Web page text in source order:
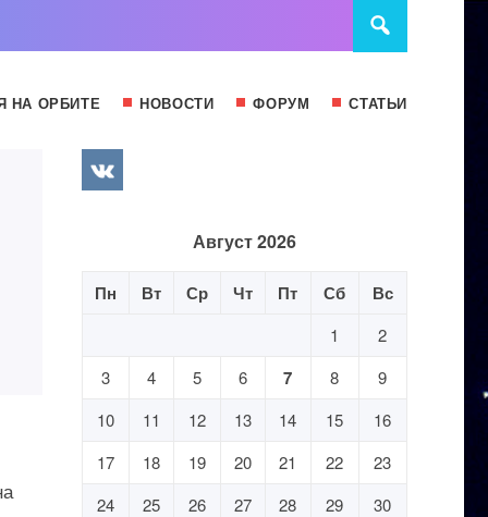
НА ОРБИТЕ НОВОСТИ ФОРУМ СТАТЬИ
Август 2026
Пн Вт Ср Чт Пт Сб Вс
1
2
3
4 5 6 7 8
9
10
11 12 13 14 15
16
17
18 19 20 21 22
23
24
25 26 27 28 29
30